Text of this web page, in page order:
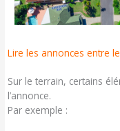
Lire les annonces entre
Sur le terrain, certains
l’annonce.
Par exemple :